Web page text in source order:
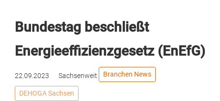
Bundestag beschließt
Energieeffizienzgesetz (EnEfG)
22.09.2023 Sachsenweit Branchen News
DEHOGA Sachsen